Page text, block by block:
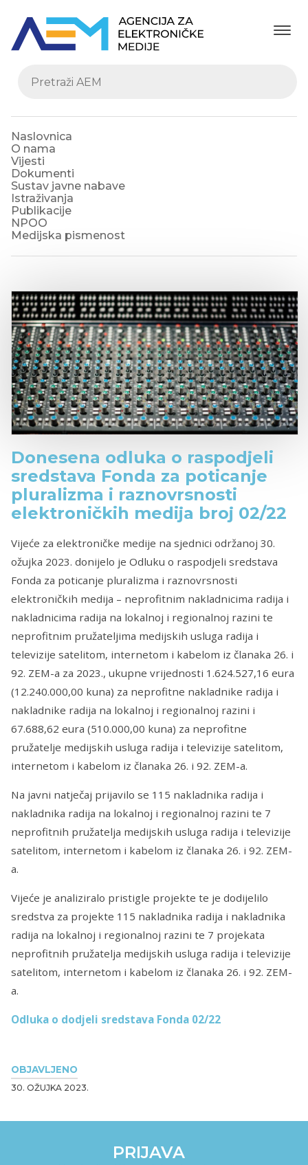
Naslovnica
O nama
Vijesti
Dokumenti
Sustav javne nabave
Istraživanja
Publikacije
NPOO
Medijska pismenost
OBJAVLJENO
30. OŽUJKA 2023.
Donesena odluka o raspodjeli
sredstava Fonda za poticanje
pluralizma i raznovrsnosti
elektroničkih medija broj 02/22
Vijeće za elektroničke medije na sjednici održanoj 30.
ožujka 2023. donijelo je Odluku o raspodjeli sredstava
Fonda za poticanje pluralizma i raznovrsnosti
elektroničkih medija – neprofitnim nakladnicima radija i
nakladnicima radija na lokalnoj i regionalnoj razini te
neprofitnim pružateljima medijskih usluga radija i
televizije satelitom, internetom i kabelom iz članaka 26. i
92. ZEM-a za 2023., ukupne vrijednosti 1.624.527,16 eura
(12.240.000,00 kuna) za neprofitne nakladnike radija i
nakladnike radija na lokalnoj i regionalnoj razini i
67.688,62 eura (510.000,00 kuna) za neprofitne
pružatelje medijskih usluga radija i televizije satelitom,
internetom i kabelom iz članaka 26. i 92. ZEM-a.
Na javni natječaj prijavilo se 115 nakladnika radija i
nakladnika radija na lokalnoj i regionalnoj razini te 7
neprofitnih pružatelja medijskih usluga radija i televizije
satelitom, internetom i kabelom iz članaka 26. i 92. ZEM-
a.
Vijeće je analiziralo pristigle projekte te je dodijelilo
sredstva za projekte 115 nakladnika radija i nakladnika
radija na lokalnoj i regionalnoj razini te 7 projekata
neprofitnih pružatelja medijskih usluga radija i televizije
satelitom, internetom i kabelom iz članaka 26. i 92. ZEM-
a.
Odluka o dodjeli sredstava Fonda 02/22
PRIJAVA